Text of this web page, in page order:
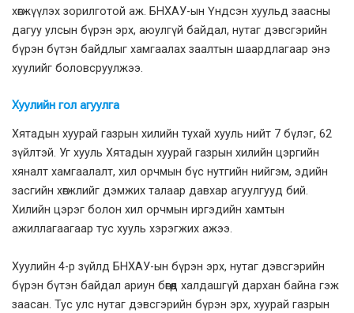
хөгжүүлэх зорилготой аж. БНХАУ-ын Үндсэн хуульд заасны
дагуу улсын бүрэн эрх, аюулгүй байдал, нутаг дэвсгэрийн
бүрэн бүтэн байдлыг хамгаалах заалтын шаардлагаар энэ
хуулийг боловсруулжээ.
Хуулийн гол агуулга
Хятадын хуурай газрын хилийн тухай хууль нийт 7 бүлэг, 62
зүйлтэй. Уг хууль Хятадын хуурай газрын хилийн цэргийн
хяналт хамгаалалт, хил орчмын бүс нутгийн нийгэм, эдийн
засгийн хөгжлийг дэмжих талаар давхар агуулгууд бий.
Хилийн цэрэг болон хил орчмын иргэдийн хамтын
ажиллагаагаар тус хууль хэрэгжих ажээ.
Хуулийн 4-р зүйлд БНХАУ-ын бүрэн эрх, нутаг дэвсгэрийн
бүрэн бүтэн байдал ариун бөгөөд халдашгүй дархан байна гэж
заасан. Тус улс нутаг дэвсгэрийн бүрэн эрх, хуурай газрын